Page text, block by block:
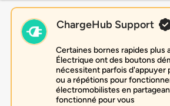
ChargeHub Support
Certaines bornes rapides plus
Électrique ont des boutons
nécessitent parfois d'appuyer
ou a répétions pour
électromobilistes en
fonctionné pour vous